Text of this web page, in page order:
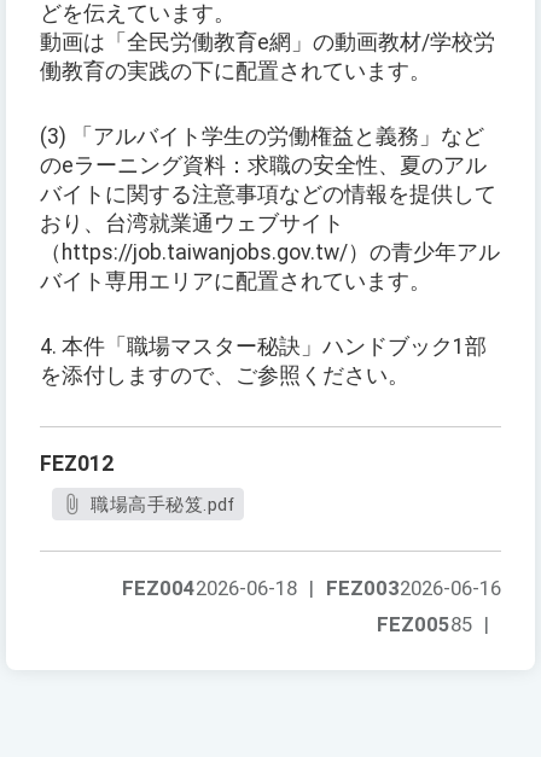
どを伝えています。
動画は「全民労働教育e網」の動画教材/学校労
働教育の実践の下に配置されています。
(3) 「アルバイト学生の労働権益と義務」など
のeラーニング資料：求職の安全性、夏のアル
バイトに関する注意事項などの情報を提供して
おり、台湾就業通ウェブサイト
（https://job.taiwanjobs.gov.tw/）の青少年アル
バイト専用エリアに配置されています。
4. 本件「職場マスター秘訣」ハンドブック1部
を添付しますので、ご参照ください。
FEZ012
職場高手秘笈.pdf
FEZ0032026-06-16
FEZ0042026-06-18 |
FEZ00585 |